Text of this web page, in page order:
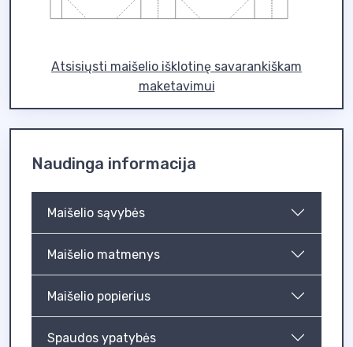
Atsisiųsti maišelio išklotinę savarankiškam
maketavimui
Naudinga informacija
Maišelio sąvybės
Maišelio matmenys
Maišelio popierius
Spaudos ypatybės